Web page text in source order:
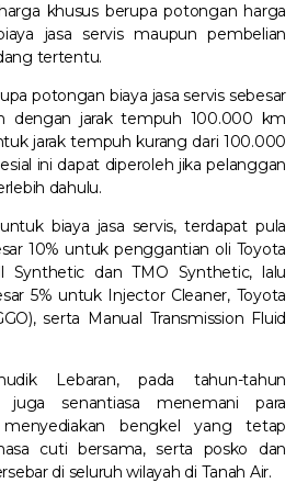
khusus berupa potongan harga
jasa servis maupun pembelian
tertentu.
potongan biaya jasa servis sebesar
dengan jarak tempuh 100.000 km
jarak tempuh kurang dari 100.000
ini dapat diperoleh jika pelanggan
dahulu.
biaya jasa servis, terdapat pula
10% untuk penggantian oli Toyota
Synthetic dan TMO Synthetic, lalu
5% untuk Injector Cleaner, Toyota
serta Manual Transmission Fluid
Lebaran, pada tahun-tahun
juga senantiasa menemani para
bengkel yang tetap
cuti bersama, serta posko dan
di seluruh wilayah di Tanah Air.